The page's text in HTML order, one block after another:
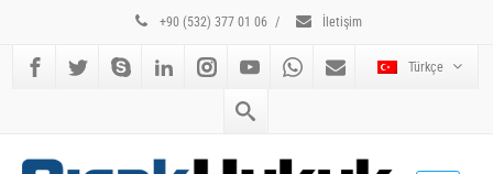
+90 (532) 377 01 06 / İletişim
Türkçe